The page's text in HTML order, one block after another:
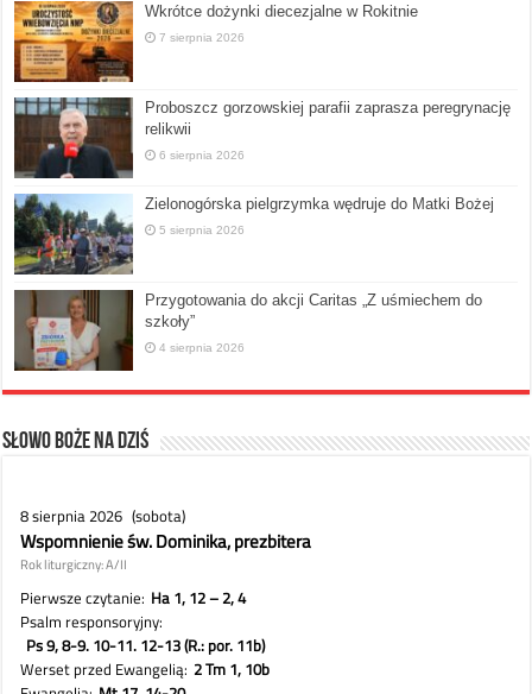
Wkrótce dożynki diecezjalne w Rokitnie
7 sierpnia 2026
Proboszcz gorzowskiej parafii zaprasza peregrynację
relikwii
6 sierpnia 2026
Zielonogórska pielgrzymka wędruje do Matki Bożej
5 sierpnia 2026
Przygotowania do akcji Caritas „Z uśmiechem do
szkoły”
4 sierpnia 2026
Słowo Boże na dziś